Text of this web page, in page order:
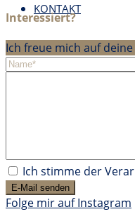
KONTAKT
Interessiert?
Ich freue mich auf
Ich stimme der
Folge mir auf Instagram